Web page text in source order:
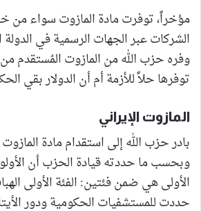
مؤخراً، توفرت مادة المازوت سواء من
الشركات عبر الجهات الرسمية في الدولة
وفره حزب الله من المازوت المُستقدم
توفرها حلاً للأزمة أم أن الدولار بقي
المازوت الإيراني
بادر حزب الله إلى استقدام مادة
وبحسب ما حددته قيادة الحزب أن
الأولى هي ضمن فئتين: الفئة الأولى
حددت للمستشفيات الحكومية ودور